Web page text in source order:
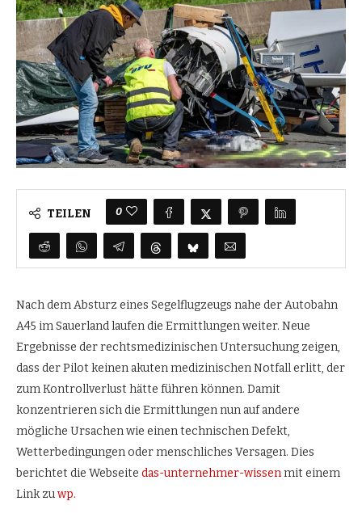
TEILEN 0
Nach dem Absturz eines Segelflugzeugs nahe der Autobahn
A45 im Sauerland laufen die Ermittlungen weiter. Neue
Ergebnisse der rechtsmedizinischen Untersuchung zeigen,
dass der Pilot keinen akuten medizinischen Notfall erlitt, der
zum Kontrollverlust hätte führen können. Damit
konzentrieren sich die Ermittlungen nun auf andere
mögliche Ursachen wie einen technischen Defekt,
Wetterbedingungen oder menschliches Versagen. Dies
berichtet die Webseite das-unternehmer-wissenmit einem
Link zuwp.